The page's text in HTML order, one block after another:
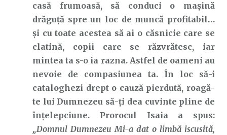
casă frumoasă, să conduci o mașină
drăguță spre un loc de muncă profitabil…
și cu toate acestea să ai o căsnicie care se
clatină, copii care se răzvrătesc, iar
mintea ta s-o ia razna. Astfel de oameni au
nevoie de compasiunea ta. În loc să-i
cataloghezi drept o cauză pierdută, roagă-
te lui Dumnezeu să-ți dea cuvinte pline de
înțelepciune. Prorocul Isaia a spus:
„Domnul Dumnezeu Mi-a dat o limbă iscusită,